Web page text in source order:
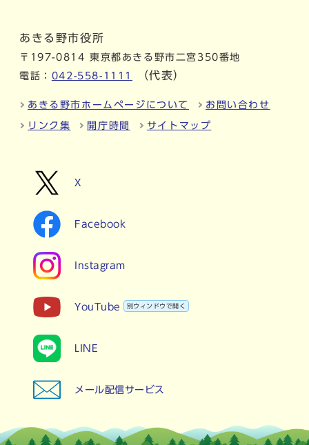
あきる野市役所
〒197-0814 東京都あきる野市二宮350番地
電話： 042-558-1111 （代表）
あきる野市ホームページについて お問い合わせ
リンク集 開庁時間 サイトマップ
X
Facebook
Instagram
YouTube 別ウィンドウで開く
LINE
メール配信サービス